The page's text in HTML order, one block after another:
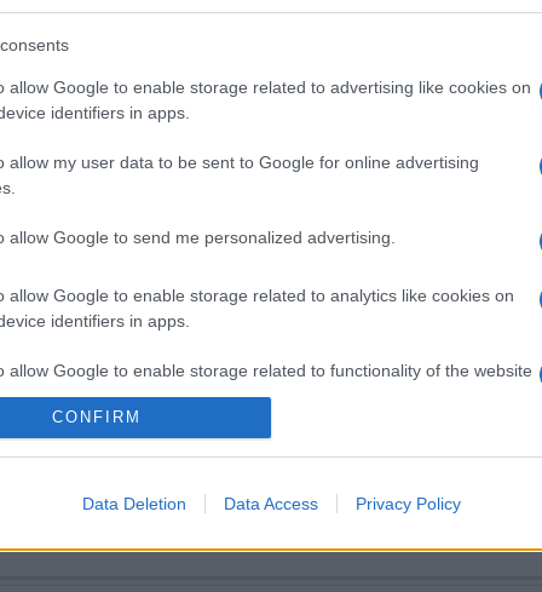
allow Google to enable storage related to advertising like cookies on
identifiers in apps.
allow my user data to be sent to Google for online advertising
allow Google to send me personalized advertising.
allow Google to enable storage related to analytics like cookies on
identifiers in apps.
allow Google to enable storage related to functionality of the website
allow Google to enable storage related to personalization.
allow Google to enable storage related to security, including
CONFIRM
Data Deletion Data Access Privacy Policy
Orchestra Petőfi és Arany műveiből készült, korántsem
idén is a JamBoryVár elnevezésű minifesztivál lesz, ahol a
dj-program az Elefántos udvarban, Csángálló, Korai
tűztánc bemutató is,
címmel pedig